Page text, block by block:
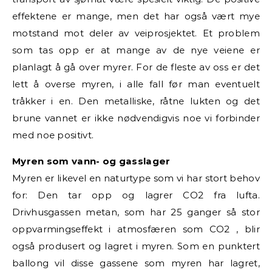
effektene er mange, men det har også vært mye
motstand mot deler av veiprosjektet. Et problem
som tas opp er at mange av de nye veiene er
planlagt å gå over myrer. For de fleste av oss er det
lett å overse myren, i alle fall før man eventuelt
tråkker i en. Den metalliske, råtne lukten og det
brune vannet er ikke nødvendigvis noe vi forbinder
med noe positivt.
Myren som vann- og gasslager
Myren er likevel en naturtype som vi har stort behov
for: Den tar opp og lagrer CO2 fra lufta.
Drivhusgassen metan, som har 25 ganger så stor
oppvarmingseffekt i atmosfæren som CO2 , blir
også produsert og lagret i myren. Som en punktert
ballong vil disse gassene som myren har lagret,